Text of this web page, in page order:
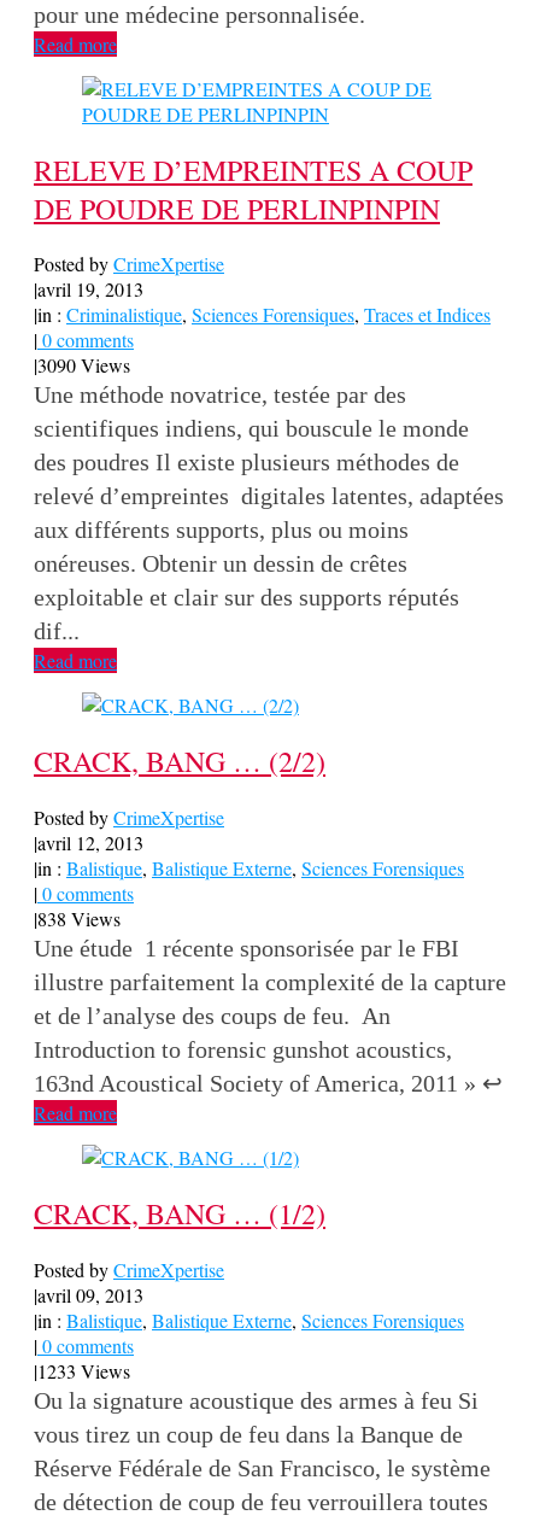
pour une médecine personnalisée.
Read more
RELEVE D’EMPREINTES A COUP
DE POUDRE DE PERLINPINPIN
Posted byCrimeXpertise
|avril 19, 2013
|in : Criminalistique, Sciences Forensiques, Traces et Indices
|0 comments
|3090 Views
Une méthode novatrice, testée par des
scientifiques indiens, qui bouscule le monde
des poudres Il existe plusieurs méthodes de
relevé d’empreintes digitales latentes, adaptées
aux différents supports, plus ou moins
onéreuses. Obtenir un dessin de crêtes
exploitable et clair sur des supports réputés
dif...
Read more
CRACK, BANG … (2/2)
Posted byCrimeXpertise
|avril 12, 2013
|in : Balistique, Balistique Externe, Sciences Forensiques
|0 comments
|838 Views
Une étude 1 récente sponsorisée par le FBI
illustre parfaitement la complexité de la capture
et de l’analyse des coups de feu. An
Introduction to forensic gunshot acoustics,
163nd Acoustical Society of America, 2011 » ↩
Read more
CRACK, BANG … (1/2)
Posted byCrimeXpertise
|avril 09, 2013
|in : Balistique, Balistique Externe, Sciences Forensiques
|0 comments
|1233 Views
Ou la signature acoustique des armes à feu Si
vous tirez un coup de feu dans la Banque de
Réserve Fédérale de San Francisco, le système
de détection de coup de feu verrouillera toutes